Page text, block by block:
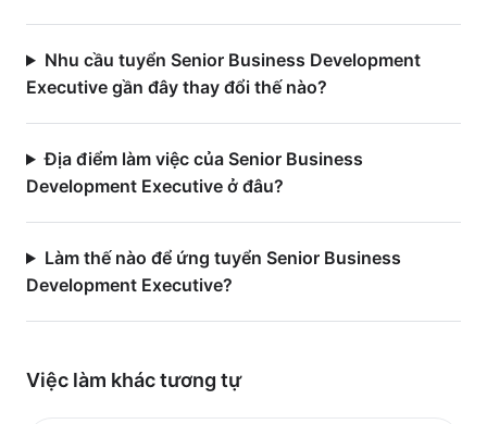
Nhu cầu tuyển Senior Business Development
Executive gần đây thay đổi thế nào?
Địa điểm làm việc của Senior Business
Development Executive ở đâu?
Làm thế nào để ứng tuyển Senior Business
Development Executive?
Việc làm kháctương tự